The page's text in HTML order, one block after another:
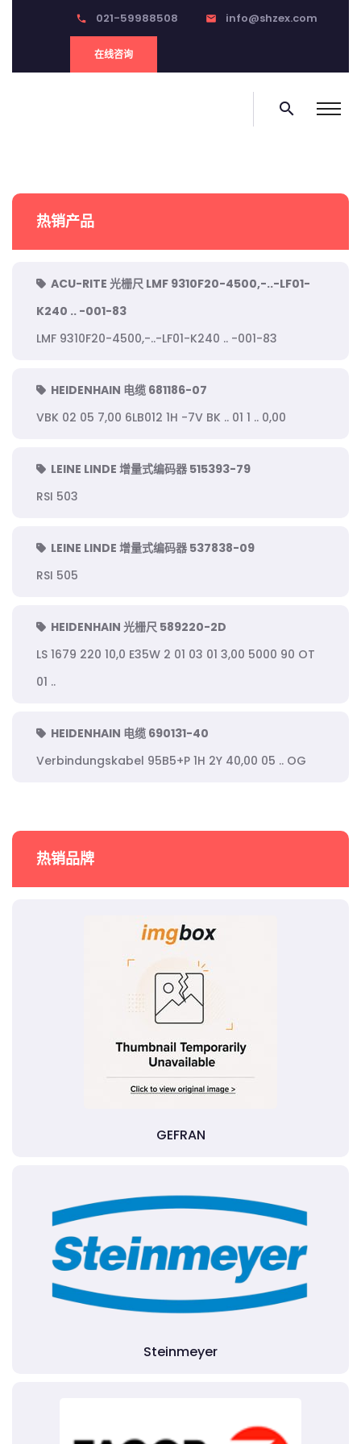
phone 021-59988508 email info@shzex.com
在线咨询
search
热销产品
ACU-RITE 光栅尺 LMF 9310F20-4500,-..-LF01-
K240 .. -001-83
LMF 9310F20-4500,-..-LF01-K240 .. -001-83
HEIDENHAIN 电缆 681186-07
VBK 02 05 7,00 6LB012 1H -7V BK .. 01 1 .. 0,00
LEINE LINDE 增量式编码器 515393-79
RSI 503
LEINE LINDE 增量式编码器 537838-09
RSI 505
HEIDENHAIN 光栅尺 589220-2D
LS 1679 220 10,0 E35W 2 01 03 01 3,00 5000 90 OT
01 ..
HEIDENHAIN 电缆 690131-40
Verbindungskabel 95B5+P 1H 2Y 40,00 05 .. OG
热销品牌
GEFRAN
Steinmeyer